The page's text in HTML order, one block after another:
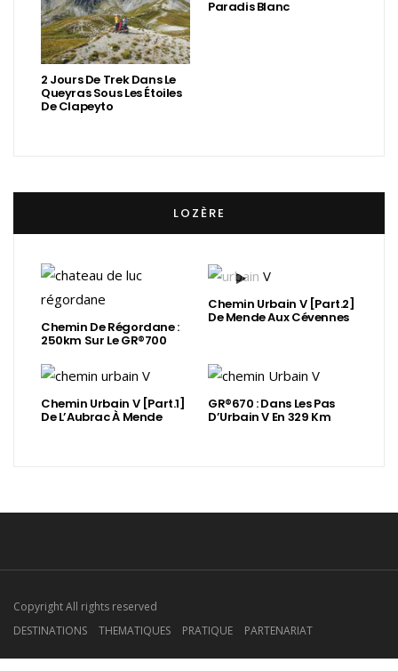
2 Jours De Trek Dans Le
Queyras Sous Les Étoiles
De Clapeyto
Paradis Blanc
LOZÈRE
Chemin De Régordane :
250km Sur Le GR®700
Chemin Urbain V [Part.2]
De Mende Aux Cévennes
Chemin Urbain V [Part.1]
De L’Aubrac À Mende
GR®670 : Dans Les Pas
D’Urbain V En 329 Km
Copyright All rights reserved
DESTINATIONS
THEMATIQUES PRATIQUE PARTENARIAT